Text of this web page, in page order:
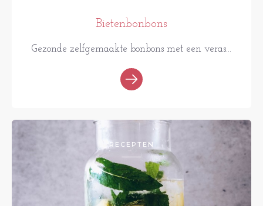
Bietenbonbons
Gezonde zelfgemaakte bonbons met een veras...
RECEPTEN